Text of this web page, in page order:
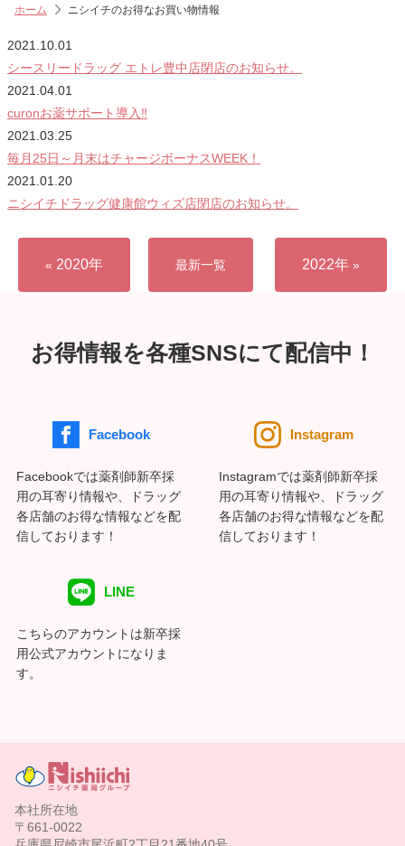
ホーム ニシイチのお得なお買い物情報
2021.10.01
シースリードラッグ エトレ豊中店閉店のお知らせ。
2021.04.01
curonお薬サポート導入‼
2021.03.25
毎月25日～月末はチャージボーナスWEEK！
2021.01.20
ニシイチドラッグ健康館ウィズ店閉店のお知らせ。
« 2020年 最新一覧 2022年 »
お得情報を各種SNSにて配信中！
Facebook
Facebookでは薬剤師新卒採
用の耳寄り情報や、ドラッグ
各店舗のお得な情報などを配
信しております！
Instagram
Instagramでは薬剤師新卒採
用の耳寄り情報や、ドラッグ
各店舗のお得な情報などを配
信しております！
LINE
こちらのアカウントは新卒採
用公式アカウントになりま
す。
本社所在地
〒661-0022